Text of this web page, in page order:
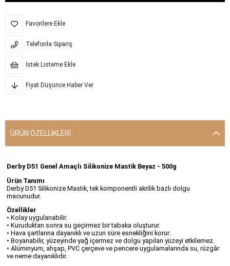
Favorilere Ekle
Telefonla Sipariş
İstek Listeme Ekle
Fiyat Düşünce Haber Ver
ÜRÜN ÖZELLIKLERI
Derby D51 Genel Amaçlı Silikonize Mastik Beyaz - 500g
Ürün Tanımı
Derby D51 Silikonize Mastik, tek komponentli akrilik bazlı dolgu
macunudur.
Özellikler
• Kolay uygulanabilir.
• Kuruduktan sonra su geçirmez bir tabaka oluşturur.
• Hava şartlarına dayanıklı ve uzun süre esnekliğini korur.
• Boyanabilir, yüzeyinde yağ içermez ve dolgu yapılan yüzeyi etkilemez.
• Alüminyum, ahşap, PVC çerçeve ve pencere uygulamalarında su, rüzgâr
ve neme dayanıklıdır.